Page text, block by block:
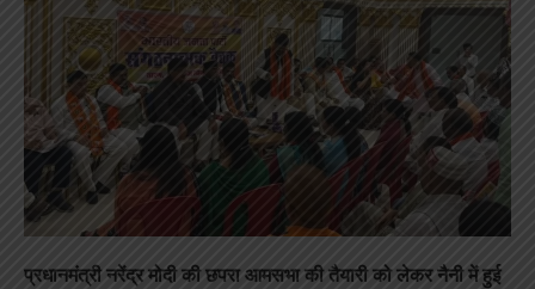
प्रधानमंत्री नरेंद्र मोदी की छपरा आमसभा की तैयारी को लेकर नैनी में हुई